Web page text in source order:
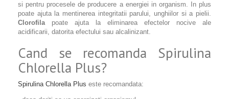
si pentru procesele de producere a energiei in organism. In plus
poate ajuta la mentinerea integritatii parului, unghiilor si a pielii.
Clorofilapoate ajuta la eliminarea efectelor nocive ale
acidificarii, datorita efectului sau alcalinizant.
Cand se recomanda Spirulina
Chlorella Plus?
Spirulina Chlorella Plus este recomandata: